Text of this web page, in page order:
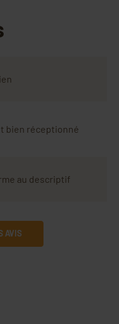
bien réceptionné
au descriptif
AVIS